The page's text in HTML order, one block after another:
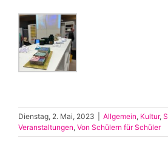
Dienstag, 2. Mai, 2023 Allgemein, Kultur,
Veranstaltungen, Von Schülern für Schüler